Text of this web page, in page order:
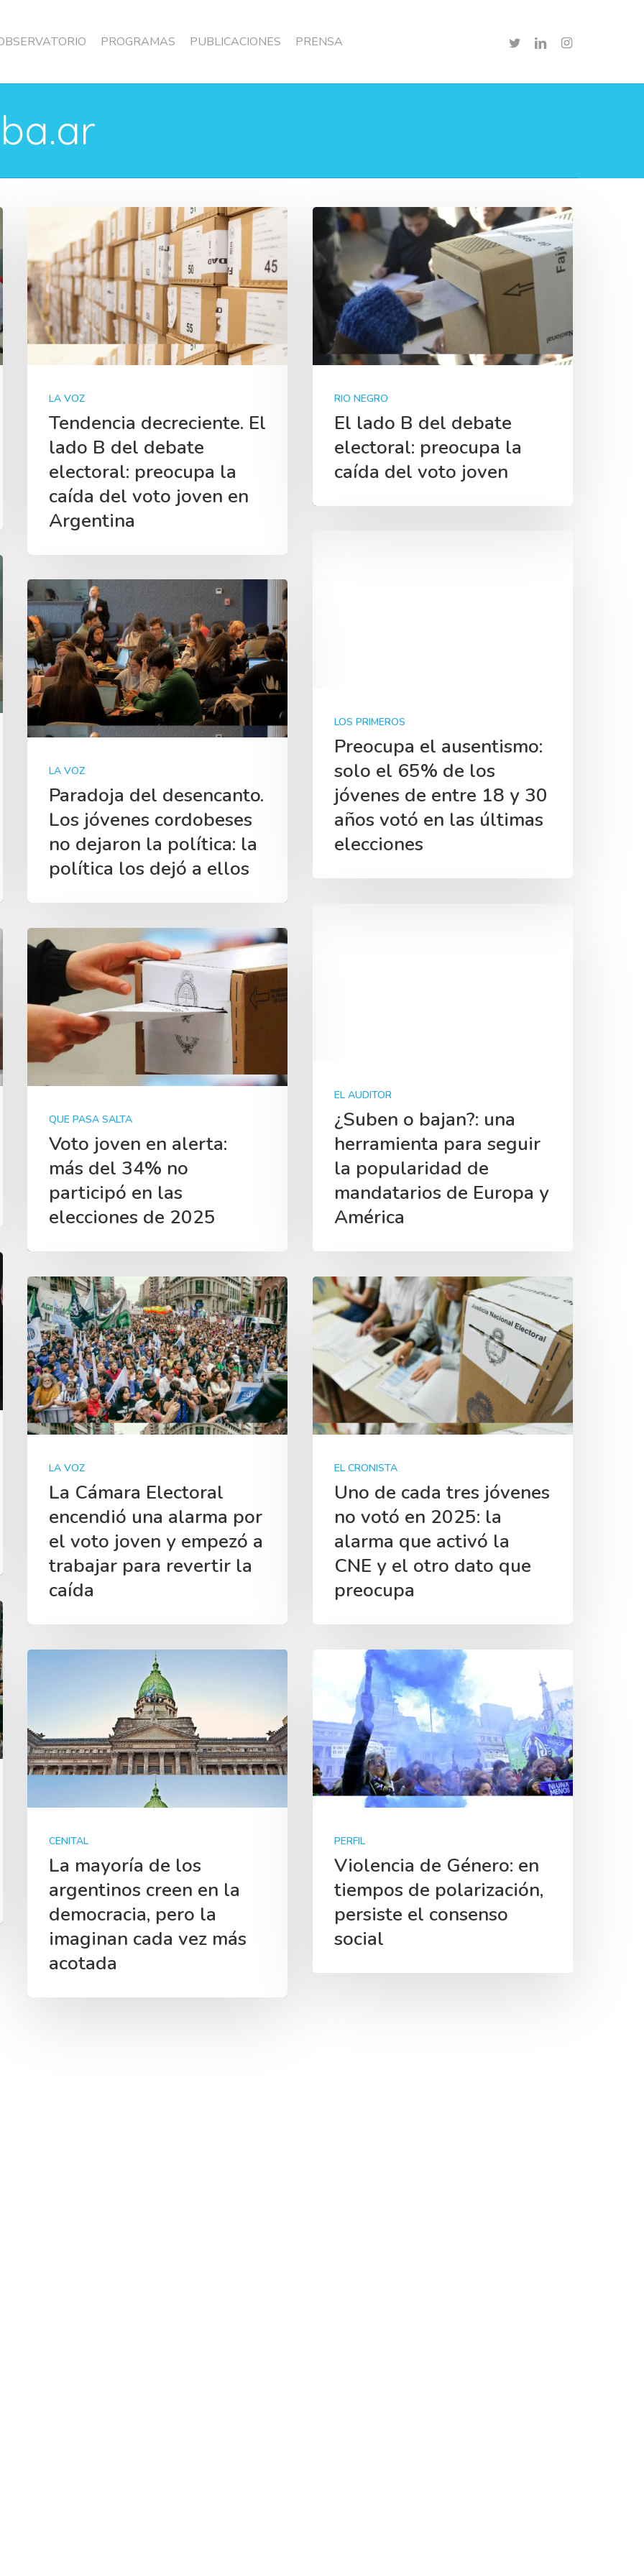
PROGRAMAS PUBLICACIONES PRENSA TWITTERLINKEDININSTAGRAM
LA VOZ
Tendencia decreciente. El
lado B del debate
electoral: preocupa la
caída del voto joven en
Argentina
RIO NEGRO
El lado B del debate
electoral: preocupa la
caída del voto joven
LOS PRIMEROS
Preocupa el ausentismo:
solo el 65% de los
jóvenes de entre 18 y 30
años votó en las últimas
elecciones
LA VOZ
Paradoja del desencanto.
Los jóvenes cordobeses
no dejaron la política: la
política los dejó a ellos
EL AUDITOR
¿Suben o bajan?: una
herramienta para seguir
la popularidad de
mandatarios de Europa y
América
QUE PASA SALTA
Voto joven en alerta:
más del 34% no
participó en las
elecciones de 2025
EL CRONISTA
Uno de cada tres jóvenes
no votó en 2025: la
alarma que activó la
CNE y el otro dato que
preocupa
LA VOZ
La Cámara Electoral
encendió una alarma por
el voto joven y empezó a
trabajar para revertir la
caída
CENITAL
La mayoría de los
argentinos creen en la
democracia, pero la
imaginan cada vez más
acotada
PERFIL
Violencia de Género: en
tiempos de polarización,
persiste el consenso
social